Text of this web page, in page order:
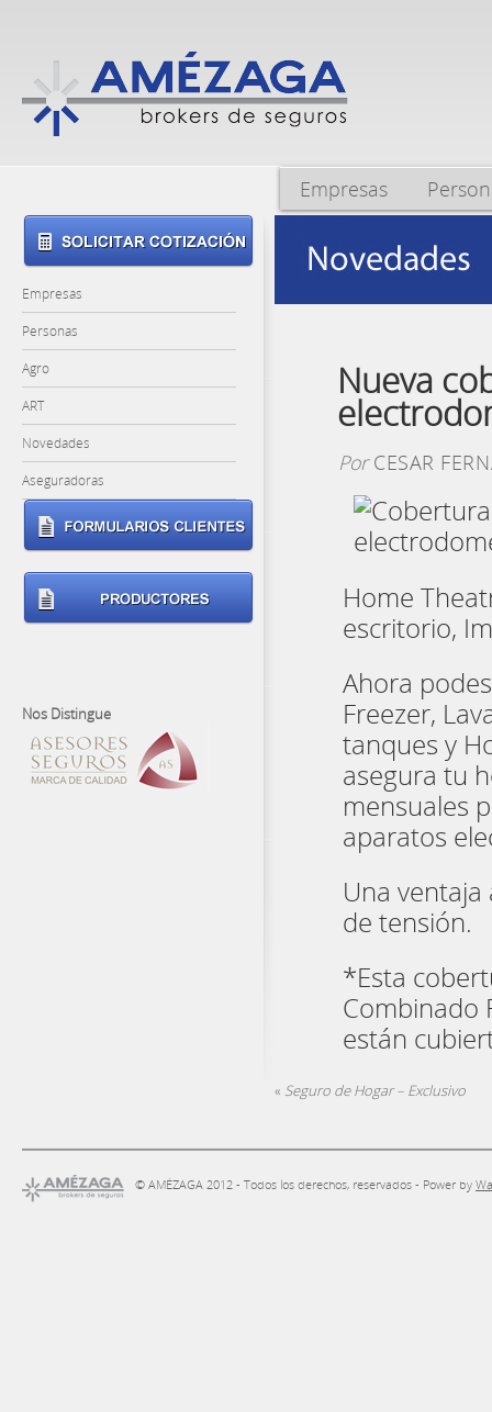
Empresas
Nueva
PorCESAR
Home
escritorio,
Ahora
Freezer,
tanques y
asegura tu
mensuales
aparatos
Una
de tensión.
*Esta
Combinado
están
« Seguro de Hogar – Exclusivo
Empresas
Personas
Agro
ART
Novedades
Aseguradoras
Nos Distingue
© AMÉZAGA 2012 - Todos los derechos, reservados - Power by